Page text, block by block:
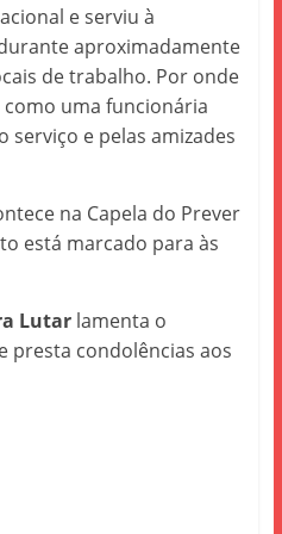
e serviu à
aproximadamente
de trabalho. Por onde
uma funcionária
serviço e pelas amizades
na Capela do Prever
está marcado para às
Lutarlamenta o
presta condolências aos